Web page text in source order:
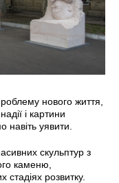
нового життя,
і картини
уявити.
скульптур з
каменю,
розвитку.